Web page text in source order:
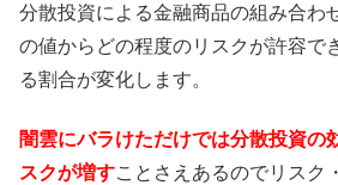
分散投資による金融商品の組み合わ
の値からどの程度のリスクが許容で
る割合が変化します。
闇雲にバラけただけでは分散投資の
スクが増すことさえあるのでリスク